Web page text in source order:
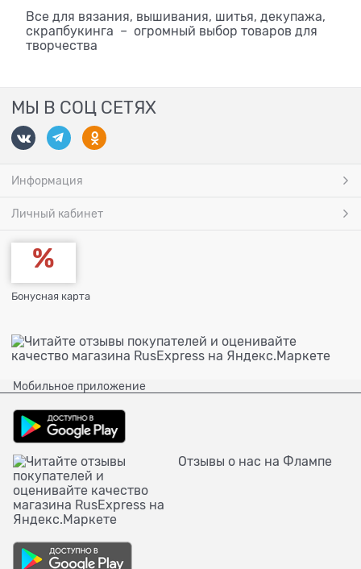
Все для вязания, вышивания, шитья, декупажа,
скрапбукинга – огромный выбор товаров для
творчества
МЫ В СОЦ СЕТЯХ
Информация
Личный кабинет
Бонусная карта
Мобильное приложение
Отзывы о нас на Флампе